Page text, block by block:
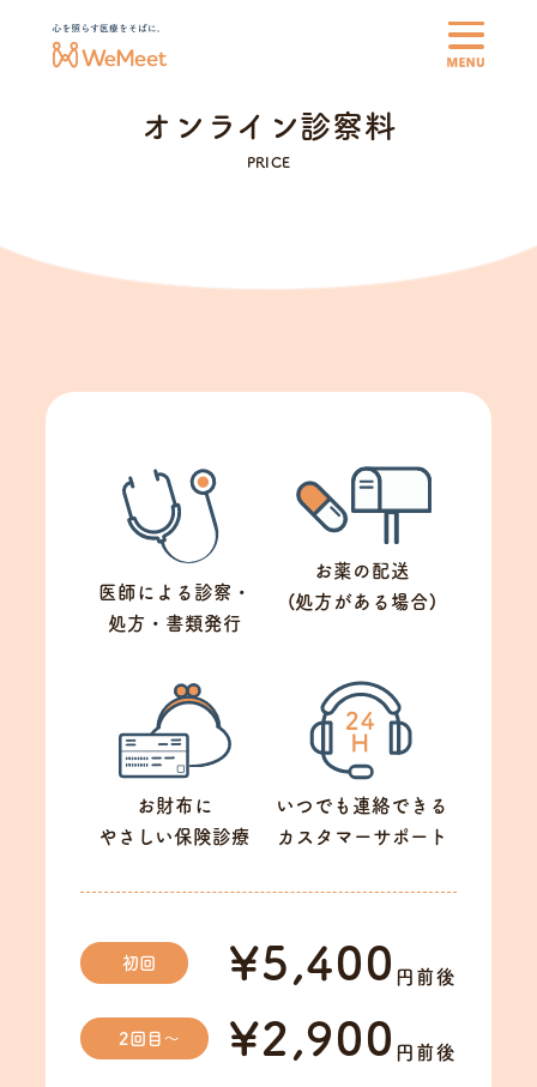
医療費や生活の支援制度
各種書類・診断書
コラム一覧
採用情報
よくある質問
お問い合わせ
保険診療予約
オンライン診察料
医師による診察・
処方・書類発行
お薬の配送
(処方がある場合)
お財布に
やさしい保険診療
いつでも連絡できる
カスタマーサポート
初回 ¥5,400 円前後
2回目〜 ¥2,900 円前後